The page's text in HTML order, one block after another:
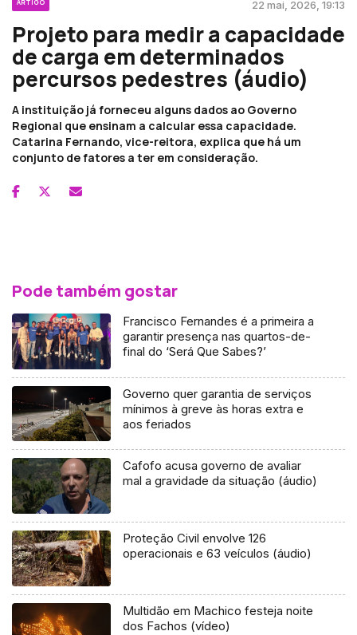
22 mai, 2026, 19:13
Projeto para medir a capacidade
de carga em determinados
percursos pedestres (áudio)
A instituição já forneceu alguns dados ao Governo
Regional que ensinam a calcular essa capacidade.
Catarina Fernando, vice-reitora, explica que há um
conjunto de fatores a ter em consideração.
Pode também gostar
Francisco Fernandes é a primeira a
garantir presença nas quartos-de-
final do ‘Será Que Sabes?’
Governo quer garantia de serviços
mínimos à greve às horas extra e
aos feriados
Cafofo acusa governo de avaliar
mal a gravidade da situação (áudio)
Proteção Civil envolve 126
operacionais e 63 veículos (áudio)
Multidão em Machico festeja noite
dos Fachos (vídeo)